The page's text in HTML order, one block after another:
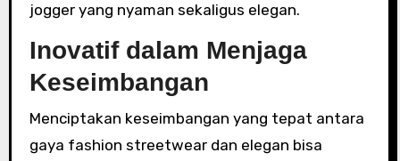
jogger yang nyaman sekaligus elegan.
Inovatif dalam Menjaga
Keseimbangan
Menciptakan keseimbangan yang tepat antara
gaya fashion streetwear dan elegan bisa